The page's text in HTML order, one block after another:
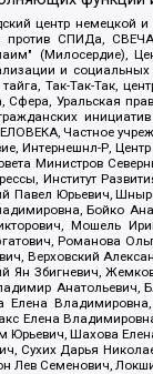
центр немецкой
СПИДа, СВЕЧА,
(Милосердие),
и
Так-Так-Так,
Уральская
Частное
Интернешнл-Р,
Министров
Институт
Павел Юрьевич,
Бойко
Мошель
Романова
Верховский
Ян Збигневич,
Анатольевич,
Елена
Елена
Шахова
Сухих Дарья
Лев Семенович,